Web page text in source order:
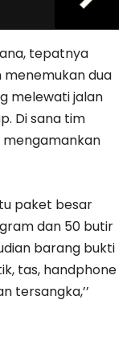
tepatnya
menemukan dua
melewati jalan
Di sana tim
paket besar
dan 50 butir
barang bukti
tas, handphone
tersangka,’’